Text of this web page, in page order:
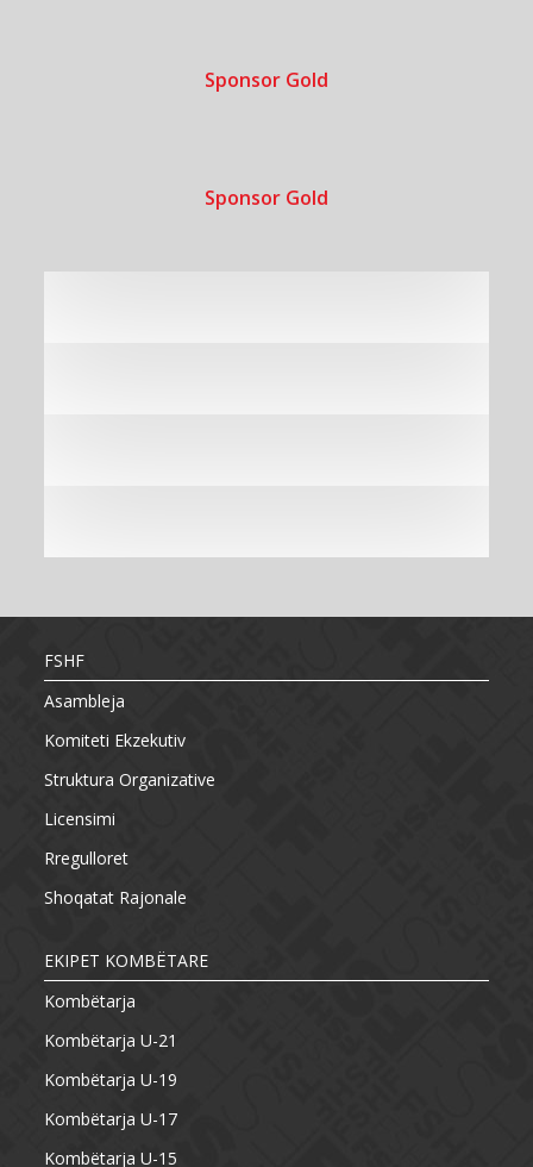
Sponsor Gold
Sponsor Gold
FSHF
Asambleja
Komiteti Ekzekutiv
Struktura Organizative
Licensimi
Rregulloret
Shoqatat Rajonale
EKIPET KOMBËTARE
Kombëtarja
Kombëtarja U-21
Kombëtarja U-19
Kombëtarja U-17
Kombëtarja U-15